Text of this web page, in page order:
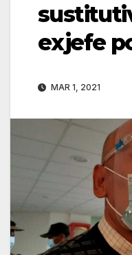
exjefe
MAR 1, 2021